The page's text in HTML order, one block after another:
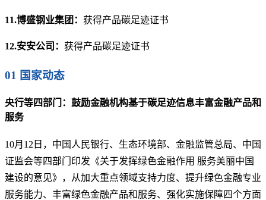
11.博盛钢业集团： 获得产品碳足迹证书
12.安安公司： 获得产品碳足迹证书
01 国家动态
央行等四部门：鼓励金融机构基于碳足迹信息丰富金融产品和
服务
10月12日，中国人民银行、生态环境部、金融监管总局、中国
证监会等四部门印发《关于发挥绿色金融作用 服务美丽中国
建设的意见》，从加大重点领域支持力度、提升绿色金融专业
服务能力、丰富绿色金融产品和服务、强化实施保障四个方面